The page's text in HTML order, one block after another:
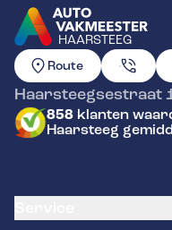
HAARSTEEG
GA NAAR DE
Route
Haarsteegsestraat
858 klanten
Haarsteeg